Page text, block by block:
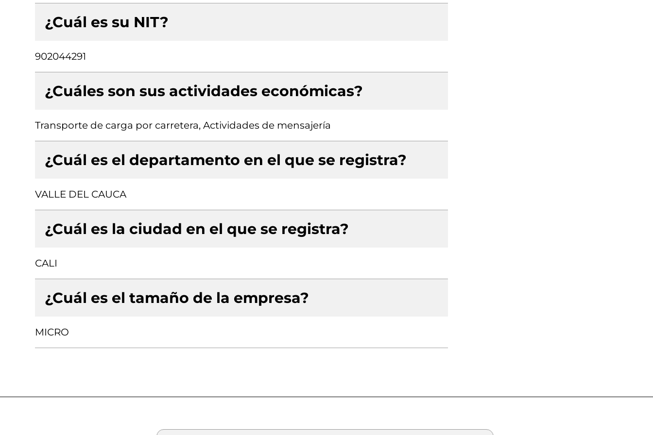
¿Cuál es su NIT?
902044291
¿Cuáles son sus actividades económicas?
Transporte de carga por carretera, Actividades de mensajería
¿Cuál es el departamento en el que se registra?
VALLE DEL CAUCA
¿Cuál es la ciudad en el que se registra?
CALI
¿Cuál es el tamaño de la empresa?
MICRO